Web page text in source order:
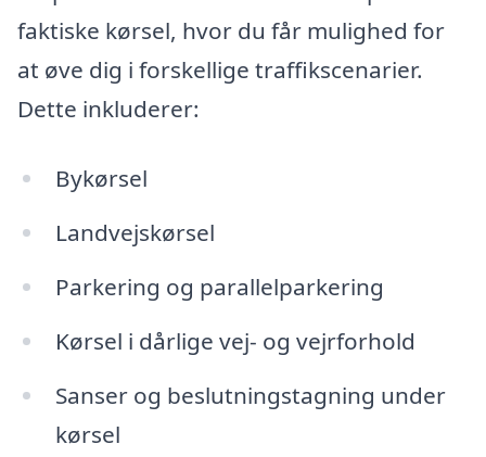
faktiske kørsel, hvor du får mulighed for
at øve dig i forskellige traffikscenarier.
Dette inkluderer:
Bykørsel
Landvejskørsel
Parkering og parallelparkering
Kørsel i dårlige vej- og vejrforhold
Sanser og beslutningstagning under
kørsel